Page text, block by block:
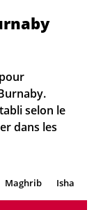
selon le
dans les
Maghrib Isha
20:51
20:50 22:16
20:47 22:12